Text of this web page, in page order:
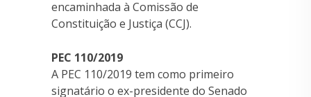
encaminhada à Comissão de
Constituição e Justiça (CCJ).
PEC 110/2019
A PEC 110/2019 tem como primeiro
signatário o ex-presidente do Senado